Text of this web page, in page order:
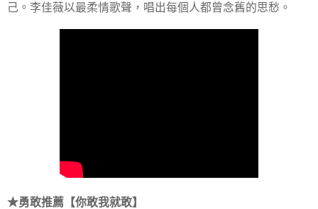
己。李佳薇以最柔情歌聲，唱出每個人都曾念舊的思愁。
★勇敢推薦【你敢我就敢】